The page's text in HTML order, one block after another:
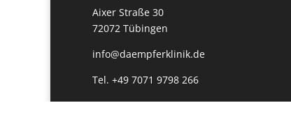
Aixer Straße 30
72072 Tübingen
info@daempferklinik.de
Tel. +49 7071 9798 266